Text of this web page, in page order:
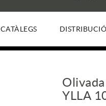
CATÀLEGS DISTRIBUCIÓ
YLLA